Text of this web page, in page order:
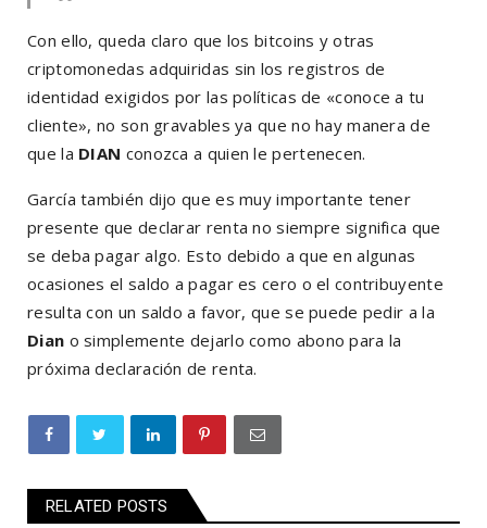
Con ello, queda claro que los bitcoins y otras
criptomonedas adquiridas sin los registros de
identidad exigidos por las políticas de «conoce a tu
cliente», no son gravables ya que no hay manera de
que la DIAN conozca a quien le pertenecen.
García también dijo que es muy importante tener
presente que declarar renta no siempre significa que
se deba pagar algo. Esto debido a que en algunas
ocasiones el saldo a pagar es cero o el contribuyente
resulta con un saldo a favor, que se puede pedir a la
Dian o simplemente dejarlo como abono para la
próxima declaración de renta.
RELATED POSTS